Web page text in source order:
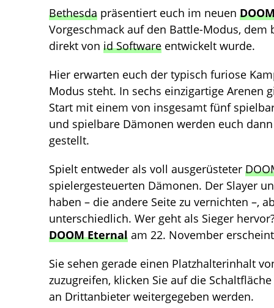
Bethesda präsentiert euch im neuen
Vorgeschmack auf den Battle-Modus,
direkt von id Software entwickelt wurde.
Hier erwarten euch der typisch furiose
Modus steht. In sechs einzigartige Arenen
Start mit einem von insgesamt fünf
und spielbare Dämonen werden euch
gestellt.
Spielt entweder als voll ausgerüsteter
spielergesteuerten Dämonen. Der Slayer
haben – die andere Seite zu vernichten –,
unterschiedlich. Wer geht als Sieger
DOOM Eternal am 22. November
Sie sehen gerade einen Platzhalterinhalt
zuzugreifen, klicken Sie auf die
an Drittanbieter weitergegeben werden.